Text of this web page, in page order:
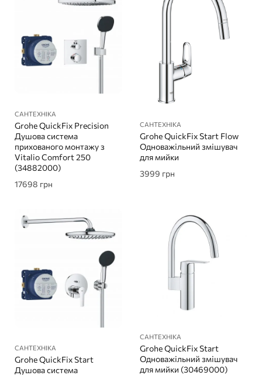
САНТЕХНІКА
Grohe QuickFix Precision
Душова система
прихованого монтажу з
Vitalio Comfort 250
(34882000)
17698 грн
САНТЕХНІКА
Grohe QuickFix Start Flow
Одноважільний змішувач
для мийки
3999 грн
САНТЕХНІКА
Grohe QuickFix Start
Душова система
САНТЕХНІКА
Grohe QuickFix Start
Одноважільний змішувач
для мийки (30469000)